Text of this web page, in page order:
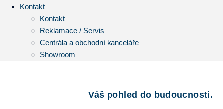
Kontakt
Kontakt
Reklamace / Servis
Centrála a obchodní kanceláře
Showroom
Váš pohled do budoucnosti.